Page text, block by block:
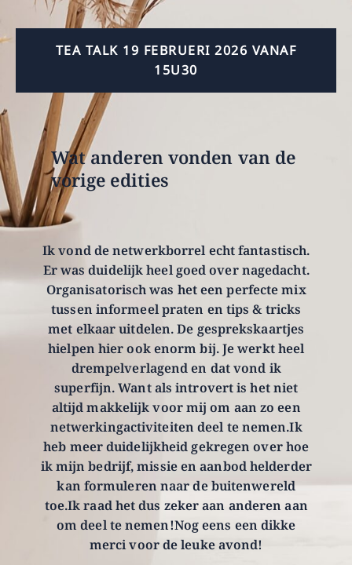
TEA TALK 19 FEBRUERI 2026 VANAF
15U30
Wat anderen vonden van de
vorige edities
Ik vond de netwerkborrel echt fantastisch.
Er was duidelijk heel goed over nagedacht.
Organisatorisch was het een perfecte mix
tussen informeel praten en tips & tricks
met elkaar uitdelen. De gesprekskaartjes
hielpen hier ook enorm bij. Je werkt heel
drempelverlagend en dat vond ik
superfijn. Want als introvert is het niet
altijd makkelijk voor mij om aan zo een
netwerkingactiviteiten deel te nemen.Ik
heb meer duidelijkheid gekregen over hoe
ik mijn bedrijf, missie en aanbod helderder
kan formuleren naar de buitenwereld
toe.Ik raad het dus zeker aan anderen aan
om deel te nemen!Nog eens een dikke
merci voor de leuke avond!